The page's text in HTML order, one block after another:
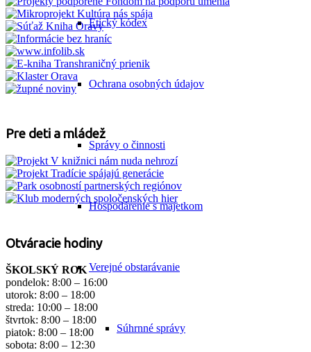
Etický kódex
Ochrana osobných údajov
Správy o činnosti
Hospodárenie s majetkom
Verejné obstarávanie
Súhrnné správy
Pre deti a mládež
Otváracie hodiny
ŠKOLSKÝ ROK
pondelok: 8:00 – 16:00
utorok: 8:00 – 18:00
streda: 10:00 – 18:00
štvrtok: 8:00 – 18:00
piatok: 8:00 – 18:00
sobota: 8:00 – 12:30